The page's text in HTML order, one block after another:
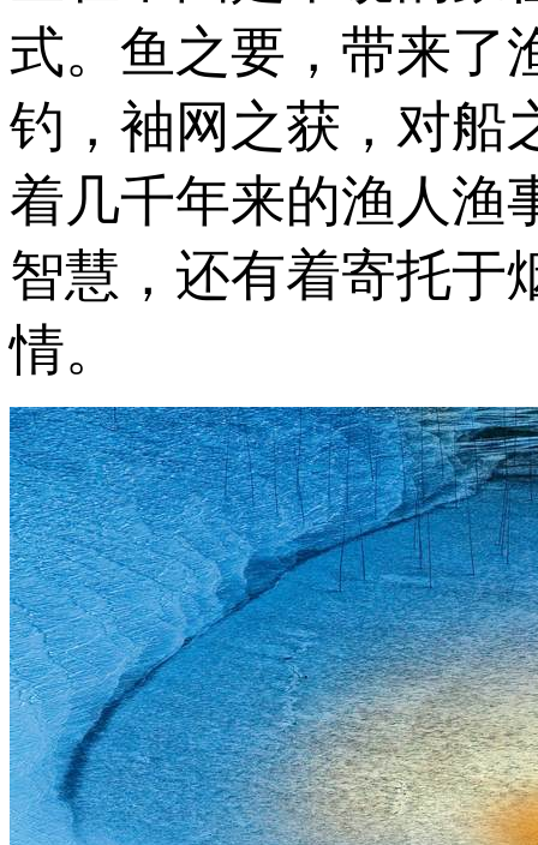
式。鱼之要，带来了
钓，袖网之获，对
着几千年来的渔人渔
智慧，还有着寄托于
情。